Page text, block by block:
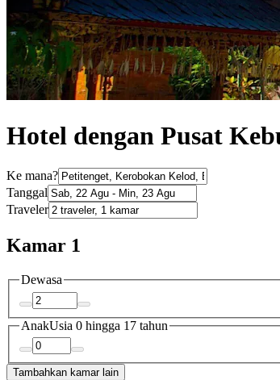
Hotel dengan Pusat
Ke mana?
Tanggal
Traveler
Kamar 1
Dewasa
AnakUsia 0 hingga 17 tahun
Tambahkan kamar lain